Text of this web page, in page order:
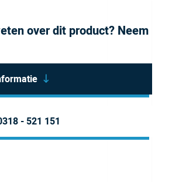
over dit product? Neem
- 521 151